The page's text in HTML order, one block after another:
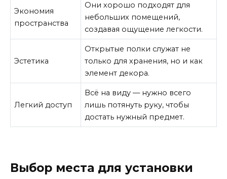
Экономия
пространства
Они хорошо подходят для
небольших помещений,
создавая ощущение легкости.
Эстетика
Открытые полки служат не
только для хранения, но и как
элемент декора.
Легкий доступ
Всё на виду — нужно всего
лишь потянуть руку, чтобы
достать нужный предмет.
Выбор места для установки